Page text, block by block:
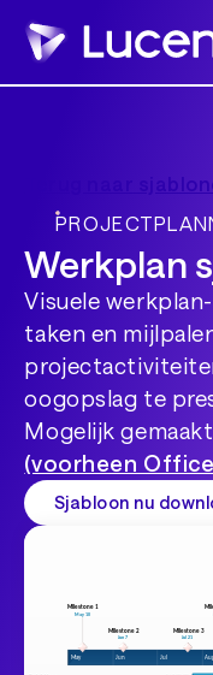
Terug naar
Werkplan
Visuele
taken en
oogopslag te
Mogelijk
(voorheen
Sjabloon nu